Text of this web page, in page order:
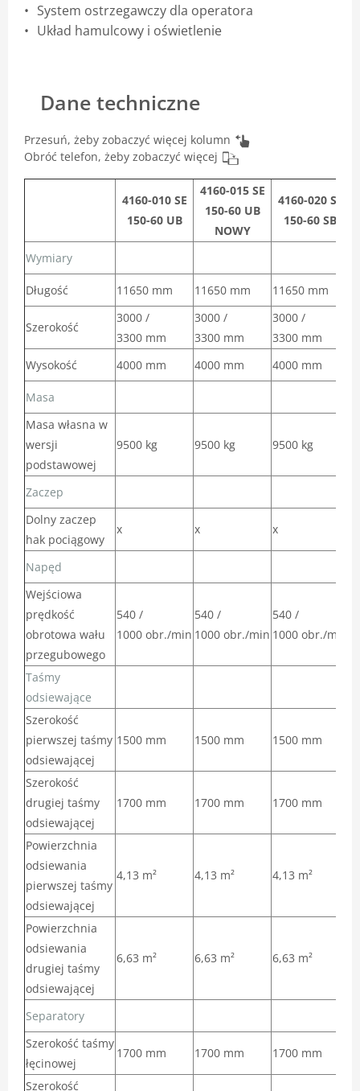
System ostrzegawczy dla operatora
Układ hamulcowy i oświetlenie
Dane techniczne
Przesuń, żeby zobaczyć więcej kolumn
Obróć telefon, żeby zobaczyć więcej
4160-010 SE
150-60 UB
4160-015 SE
150-60 UB
NOWY
4160-020 SE
150-60 SB
Wymiary
Długość 11650 mm 11650 mm 11650 mm
Szerokość
3000 /
3300 mm
3000 /
3300 mm
3000 /
3300 mm
Wysokość
4000 mm 4000 mm 4000 mm
Masa
Masa własna w
wersji
podstawowej
9500 kg 9500 kg 9500 kg
Zaczep
Dolny zaczep
hak pociągowy
x x x
Napęd
Wejściowa
prędkość
obrotowa wału
przegubowego
540 /
1000 obr./min
540 /
1000 obr./min
540 /
1000 obr./min
Taśmy
odsiewające
Szerokość
pierwszej taśmy
odsiewającej
1500 mm 1500 mm 1500 mm
Szerokość
drugiej taśmy
odsiewającej
1700 mm 1700 mm 1700 mm
Powierzchnia
odsiewania
pierwszej taśmy
odsiewającej
4,13 m² 4,13 m² 4,13 m²
Powierzchnia
odsiewania
drugiej taśmy
odsiewającej
6,63 m² 6,63 m² 6,63 m²
Separatory
Szerokość taśmy
łęcinowej
1700 mm 1700 mm 1700 mm
Szerokość